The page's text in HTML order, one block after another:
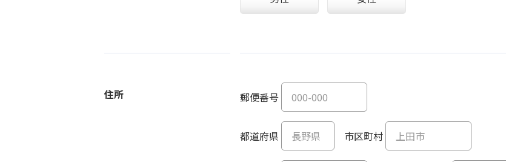
住所 郵便番号
都道府県 市区町村